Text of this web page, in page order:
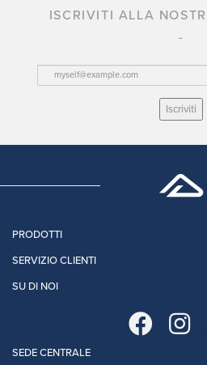
ISCRIVITI ALLA
Iscriviti
PRODOTTI
SERVIZIO CLIENTI
SU DI NOI
SEDE CENTRALE